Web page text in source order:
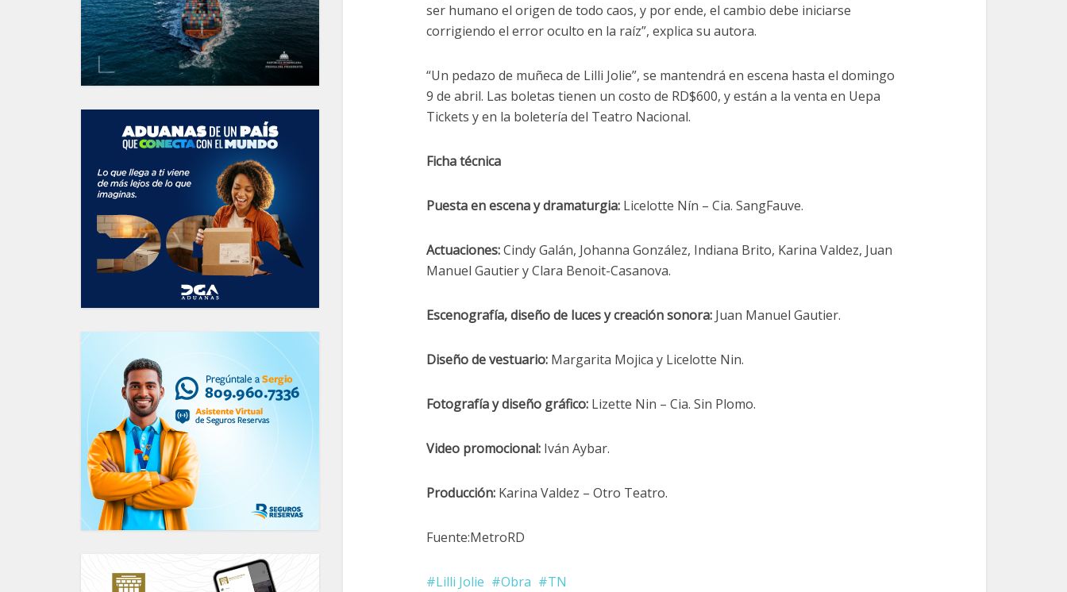
ser humano el origen de todo caos, y por ende, el cambio debe iniciarse
corrigiendo el error oculto en la raíz”, explica su autora.
“Un pedazo de muñeca de Lilli Jolie”, se mantendrá en escena hasta el domingo
9 de abril. Las boletas tienen un costo de RD$600, y están a la venta en Uepa
Tickets y en la boletería del Teatro Nacional.
Ficha técnica
Puesta en escena y dramaturgia: Licelotte Nín – Cia. SangFauve.
Actuaciones:Cindy Galán, Johanna González, Indiana Brito, Karina Valdez, Juan
Manuel Gautier y Clara Benoit-Casanova.
Escenografía, diseño de luces y creación sonora: Juan Manuel Gautier.
Diseño de vestuario: Margarita Mojica y Licelotte Nin.
Fotografía y diseño gráfico: Lizette Nin – Cia. Sin Plomo.
Video promocional: Iván Aybar.
Producción: Karina Valdez – Otro Teatro.
Fuente:MetroRD
Lilli Jolie Obra TN